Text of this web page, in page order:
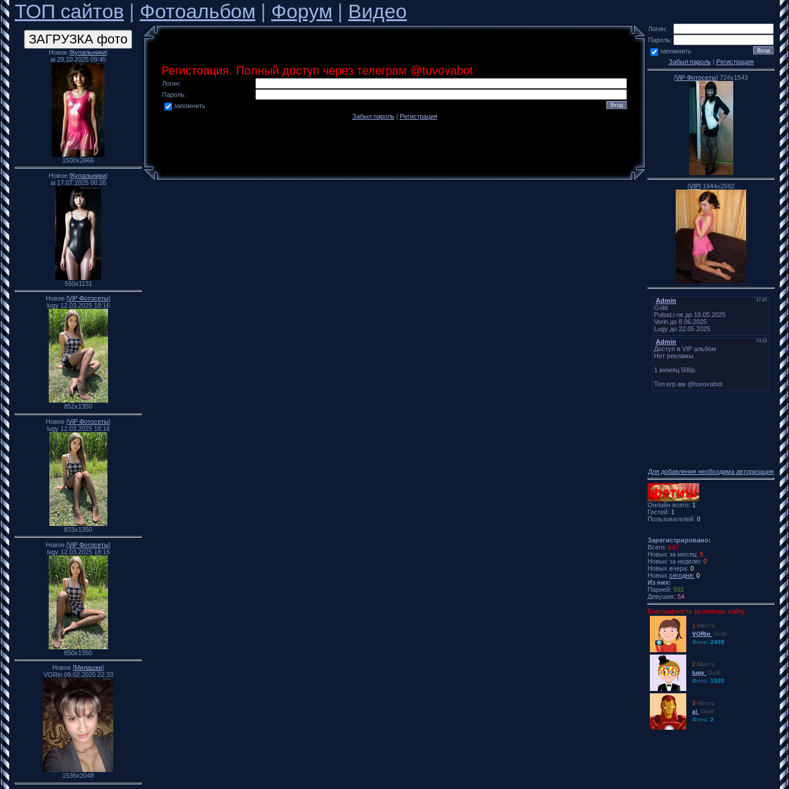
ТОП сайтов | Фотоальбом | Форум | Видео
Новое [Купальники]
ai 29.10.2025 09:45
1500x2666
Новое [Купальники]
ai 17.07.2025 00:26
550x1131
Новое [ViP Фотосеты]
lugy 12.03.2025 18:16
852x1350
Новое [ViP Фотосеты]
lugy 12.03.2025 18:16
833x1350
Новое [ViP Фотосеты]
lugy 12.03.2025 18:16
850x1350
Новое [Милашки]
VORin 09.02.2025 22:33
1536x2048
Регистоация. Полный доступ через телеграм @tuvovabot
Логин:
Пароль:
запомнить
Забыл пароль| Регистрация
Логин:
Пароль:
запомнить
Забыл пароль| Регистрация
[ViP Фотосеты] 724x1543
[VIP] 1944x2592
Для добавления необходима авторизация
Онлайн всего: 1
Гостей: 1
Пользователей: 0
Зарегистрировано:
Всего: 647
Новых за месяц: 5
Новых за неделю: 0
Новых вчера: 0
Новых сегодня: 0
Из них:
Парней: 592
Девушек: 54
Благодарность за помощь сайту
1-Место
VORin Gold
Фото: 2409
2-Место
lugy Gold
Фото: 1520
3-Место
ai
Gold
Фото: 2